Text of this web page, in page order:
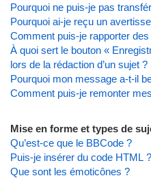
Pourquoi ne puis-je pas
Pourquoi ai-je reçu un
Comment puis-je rapporter
À quoi sert le bouton «
lors de la rédaction d’un sujet ?
Pourquoi mon message a-t-il
Comment puis-je remonter
Mise en forme et types de
Qu’est-ce que le BBCode ?
Puis-je insérer du code HTML ?
Que sont les émoticônes ?